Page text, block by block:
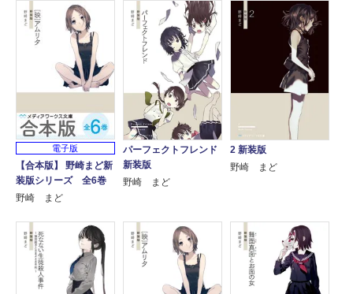
電子版
【合本版】 野崎まど新
装版シリーズ 全6巻
野崎 まど
パーフェクトフレンド
新装版
野崎 まど
2 新装版
野崎 まど